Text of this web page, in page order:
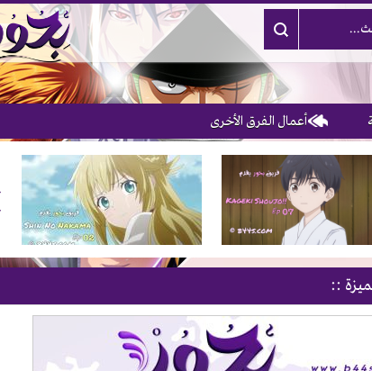
أعمال الفرق الأخرى
::